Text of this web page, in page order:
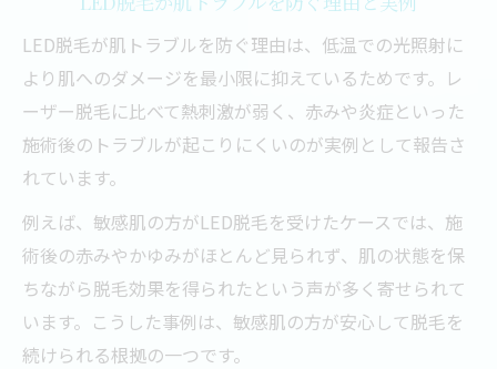
LED脱毛が肌トラブルを防ぐ理由は、低温での光照射に
より肌へのダメージを最小限に抑えているためです。レ
ーザー脱毛に比べて熱刺激が弱く、赤みや炎症といった
施術後のトラブルが起こりにくいのが実例として報告さ
れています。
例えば、敏感肌の方がLED脱毛を受けたケースでは、施
術後の赤みやかゆみがほとんど見られず、肌の状態を保
ちながら脱毛効果を得られたという声が多く寄せられて
います。こうした事例は、敏感肌の方が安心して脱毛を
続けられる根拠の一つです。